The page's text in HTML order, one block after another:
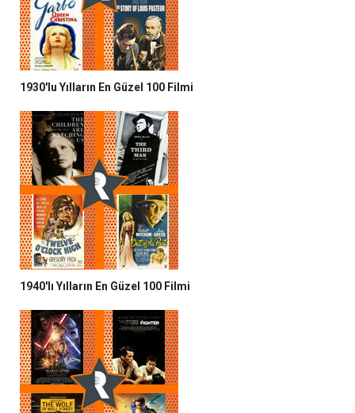
1930'lu Yılların En Güzel 100 Filmi
1940'lı Yılların En Güzel 100 Filmi